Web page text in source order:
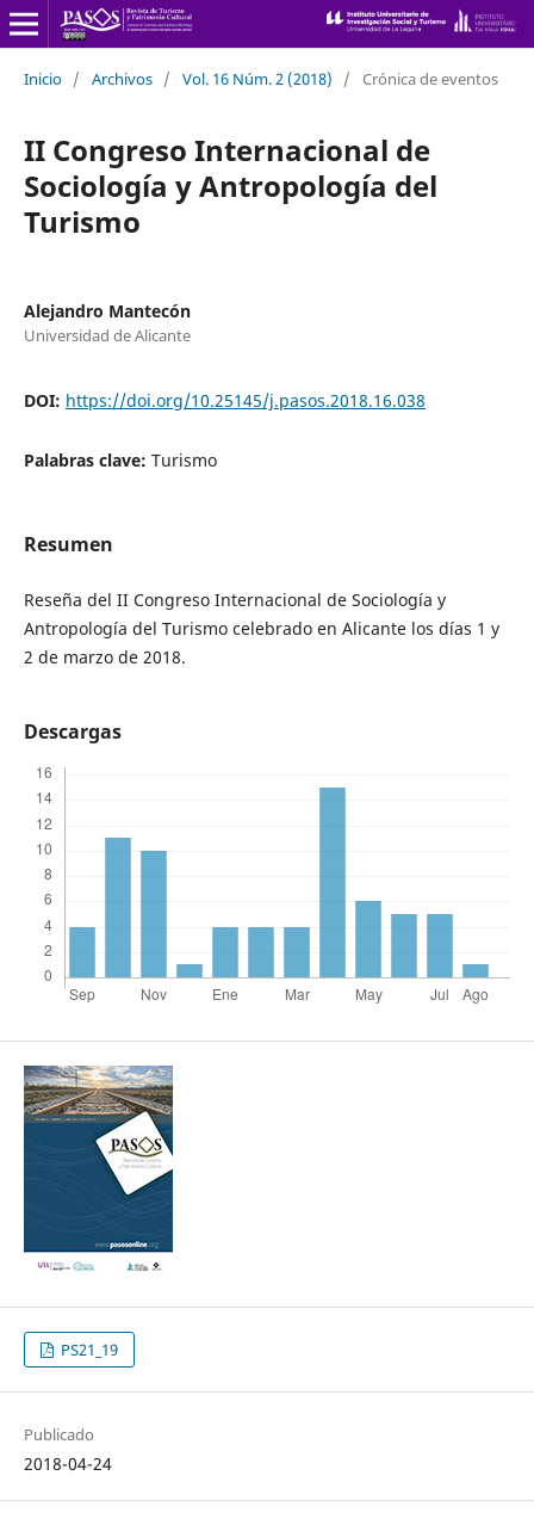
Inicio / Archivos / Vol. 16 Núm. 2 (2018) / Crónica de eventos
II Congreso Internacional de
Sociología y Antropología del
Turismo
Alejandro Mantecón
Universidad de Alicante
DOI: https://doi.org/10.25145/j.pasos.2018.16.038
Palabras clave: Turismo
Resumen
Reseña del II Congreso Internacional de Sociología y
Antropología del Turismo celebrado en Alicante los días 1 y
2 de marzo de 2018.
Descargas
PS21_19
Publicado
2018-04-24